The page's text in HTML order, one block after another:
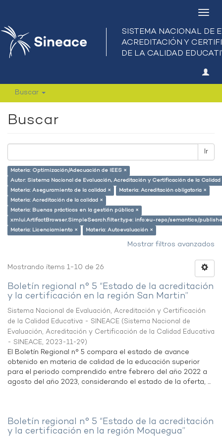
Buscar
Buscar
Ir
Materia: Optimización/Adecuación de IEES ×
Autor: Sistema Nacional de Evaluación, Acreditación y Certificación de la
Materia: Aseguramiento de la calidad ×
Materia: Acreditación obligatoria ×
Materia: Acreditación de la calidad ×
Materia: Buenas prácticas en la gestión pública ×
xmlui.ArtifactBrowser.SimpleSearch.filter.type: info:eu-repo/semantics/
Materia: Licenciamiento ×
Materia: Autoevaluación ×
Mostrar filtros avanzados
Mostrando ítems 1-10 de 26
Boletín regional n° 5 “Estado de la acreditación
y la certificación en la región San Martin”
Sistema Nacional de Evaluación, Acreditación y Certificación
de la Calidad Educativa - SINEACE (Sistema Nacional de
Evaluación, Acreditación y Certificación de la Calidad Educativa
- SINEACE, 2023-11-29)
El Boletín Regional n° 5 compara el estado de avance
obtenido en materia de calidad de la educación superior
para el periodo comprendido entre febrero del año 2022 a
agosto del año 2023, considerando el estado de la oferta, ...
Boletín regional n° 5 “Estado de la acreditación
y la certificación en la región Moquegua”